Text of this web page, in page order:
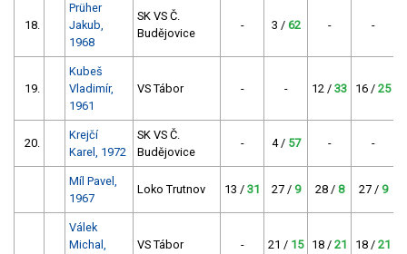
18.
Prüher
Jakub,
1968
SK VS Č.
Budějovice
- 3 / 62 - -
19.
Kubeš
Vladimír,
1961
VS Tábor - - 12 / 33 16 / 25
20.
Krejčí
Karel, 1972
SK VS Č.
Budějovice
- 4 / 57 - -
Míl Pavel,
1967
Loko Trutnov 13 / 31 27 / 9 28 / 8 27 / 9
Válek
Michal,
VS Tábor - 21 / 15 18 / 21 18 / 21